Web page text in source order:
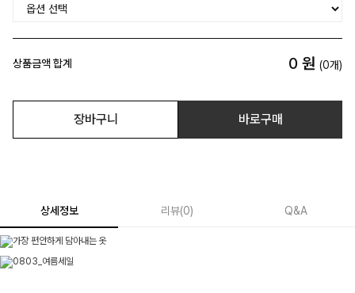
상품금액 합계 0 원 (0개)
장바구니 바로구매
상세정보 리뷰(0) Q&A